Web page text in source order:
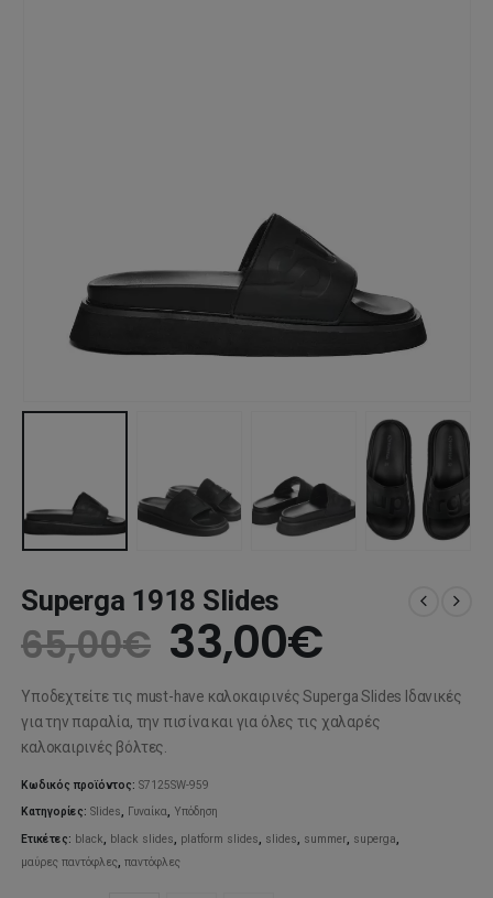
Superga 1918 Slides
65,00€ Original
price
was:
65,00€.
33,00€Η
τιμή
33,00€.
Υποδεχτείτε τις must-have καλοκαιρινές Superga Slides Ιδανικές
για την παραλία, την πισίνα και για όλες τις χαλαρές
καλοκαιρινές βόλτες.
Κωδικός προϊόντος:S7125SW-959
Κατηγορίες:Slides, Γυναίκα, Υπόδηση
Ετικέτες: black, black slides, platform slides, slides, summer, superga,
μαύρες παντόφλες,παντόφλες